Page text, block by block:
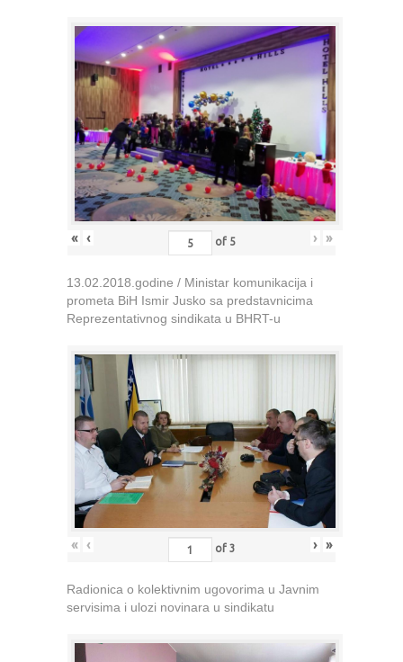
« ‹ of 5 › »
13.02.2018.godine / Ministar komunikacija i
prometa BiH Ismir Jusko sa predstavnicima
Reprezentativnog sindikata u BHRT-u
« ‹ of 3 › »
Radionica o kolektivnim ugovorima u Javnim
servisima i ulozi novinara u sindikatu